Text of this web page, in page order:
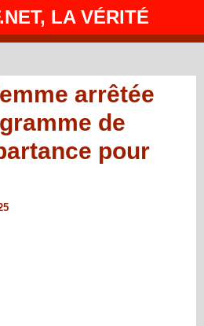
LA VÉRITÉ
arrêtée
de
pour